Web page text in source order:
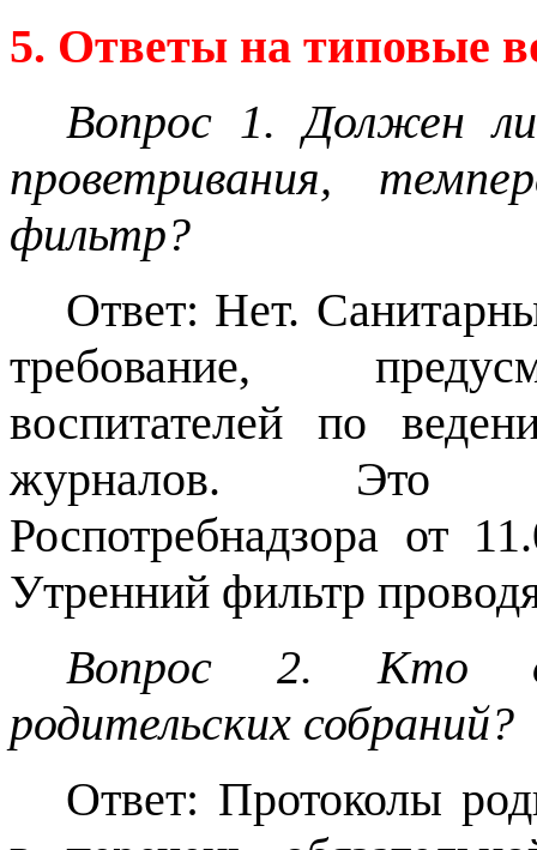
5. Ответы на типовые
Вопрос 1. Должен
проветривания,
фильтр?
Ответ: Нет.
требование,
воспитателей по
журналов. Это
Роспотребнадзора от
Утренний фильтр
Вопрос 2. Кто
родительских собраний?
Ответ: Протоколы